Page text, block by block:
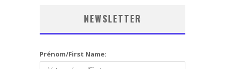
NEWSLETTER
Prénom/First Name: